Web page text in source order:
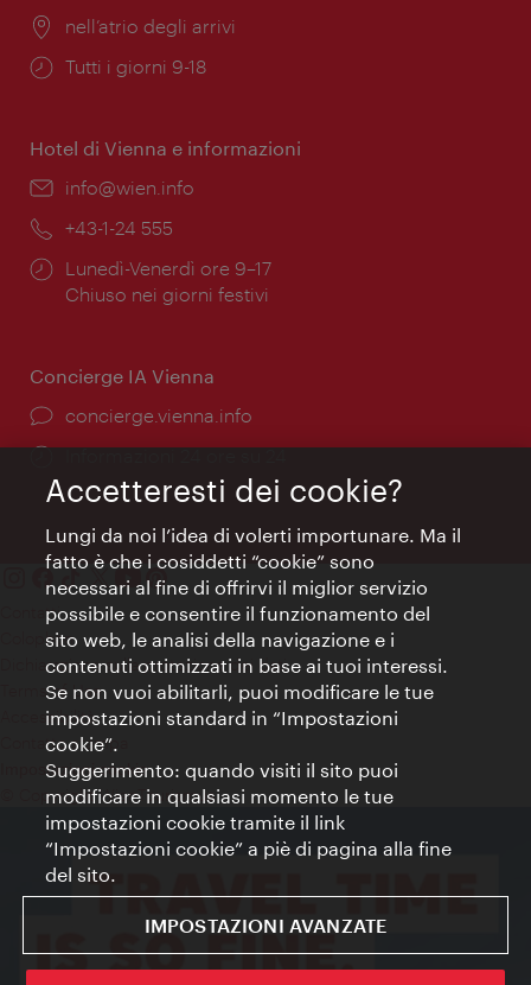
Posizione:
nell’atrio degli arrivi
Orari
Tutti i giorni 9-18
Hotel di Vienna e informazioni
Email:
info@wien.info
Telefono:
+43-1-24 555
Orari
di
Lunedì-Venerdì ore 9–17
Chiuso nei giorni festivi
Concierge IA Vienna
Ort:
concierge.vienna.info
Öffnungszeiten:
Informazioni 24 ore su 24
Contatti
Colophon
Dichiarazione sulla protezione dei dati
Terms of Use
Accessibilità
Contatto stampa
Impostazioni cookie
© Copyright WienTourismus
Accetteresti dei cookie?
Lungi da noi l’idea di volerti importunare. Ma il
fatto è che i cosiddetti “cookie” sono
necessari al fine di offrirvi il miglior servizio
possibile e consentire il funzionamento del
sito web, le analisi della navigazione e i
contenuti ottimizzati in base ai tuoi interessi.
Se non vuoi abilitarli, puoi modificare le tue
impostazioni standard in “Impostazioni
cookie”.
Suggerimento: quando visiti il sito puoi
modificare in qualsiasi momento le tue
impostazioni cookie tramite il link
“Impostazioni cookie” a piè di pagina alla fine
del sito.
IMPOSTAZIONI AVANZATE